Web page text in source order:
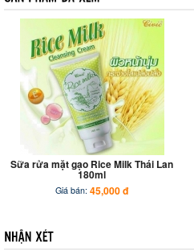
Sữa rửa mặt gạo Rice Milk Thái Lan
180ml
Giá bán: 45,000 đ